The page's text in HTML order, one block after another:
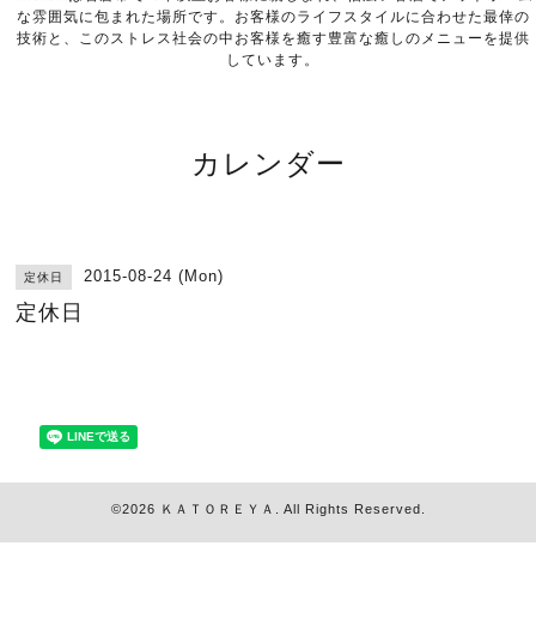
な雰囲気に包まれた場所です。お客様のライフスタイルに合わせた最倖の
技術と、このストレス社会の中お客様を癒す豊富な癒しのメニューを提供
しています。
カレンダー
定休日 2015-08-24 (Mon)
定休日
©2026 ＫＡＴＯＲＥＹＡ . All Rights Reserved.